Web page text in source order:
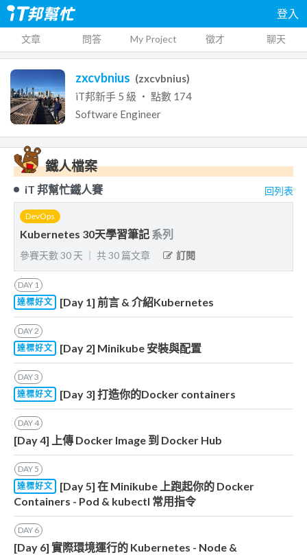
登入
文章 問答 My Project 徵才 聊天
zxcvbnius (zxcvbnius)
iT邦新手 5 級 ‧ 點數 174
Software Engineer
鐵人檔案
iT 邦幫忙鐵人賽 回列表
DevOps
Kubernetes 30天學習筆記 系列
參賽天數30 天 共30 篇文章 訂閱
DAY 1
達標好文
[Day 1] 前言 & 介紹Kubernetes
DAY2
達標好文
[Day 2] Minikube 安裝與配置
DAY3
達標好文
[Day 3] 打造你的Docker containers
DAY4
[Day 4] 上傳 Docker Image 到 Docker Hub
DAY5
達標好文
[Day 5] 在 Minikube 上跑起你的 Docker
Containers - Pod & kubectl 常用指令
DAY 6
[Day 6] 實際環境運行的 Kubernetes - Node &